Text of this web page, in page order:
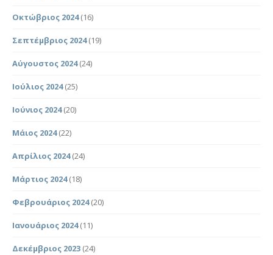
Οκτώβριος 2024(16)
Σεπτέμβριος 2024(19)
Αύγουστος 2024(24)
Ιούλιος 2024(25)
Ιούνιος 2024(20)
Μάιος 2024(22)
Απρίλιος 2024(24)
Μάρτιος 2024(18)
Φεβρουάριος 2024(20)
Ιανουάριος 2024(11)
Δεκέμβριος 2023 (24)